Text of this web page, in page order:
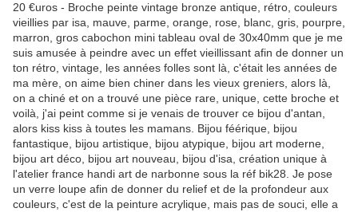
20 €uros - Broche peinte vintage bronze antique, rétro, couleurs
vieillies par isa, mauve, parme, orange, rose, blanc, gris, pourpre,
marron, gros cabochon mini tableau oval de 30x40mm que je me
suis amusée à peindre avec un effet vieillissant afin de donner un
ton rétro, vintage, les années folles sont là, c'était les années de
ma mère, on aime bien chiner dans les vieux greniers, alors là,
on a chiné et on a trouvé une pièce rare, unique, cette broche et
voilà, j'ai peint comme si je venais de trouver ce bijou d'antan,
alors kiss kiss à toutes les mamans. Bijou féérique, bijou
fantastique, bijou artistique, bijou atypique, bijou art moderne,
bijou art déco, bijou art nouveau, bijou d'isa, création unique à
l'atelier france handi art de narbonne sous la réf bik28. Je pose
un verre loupe afin de donner du relief et de la profondeur aux
couleurs, c'est de la peinture acrylique, mais pas de souci, elle a